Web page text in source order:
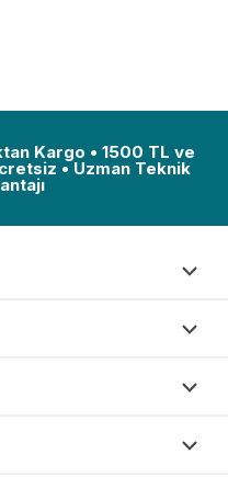
Kargo • 1500 TL ve
• Uzman Teknik